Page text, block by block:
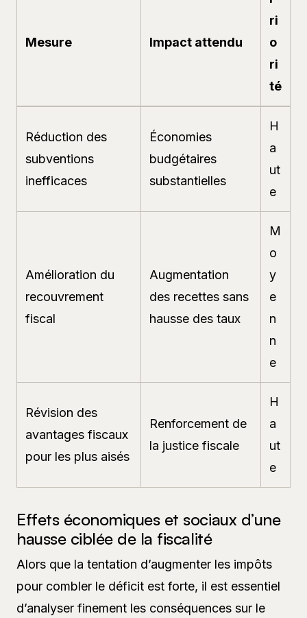
Mesure Impact attendu
ri
o
ri
té
Réduction des
subventions
inefficaces
Économies
budgétaires
substantielles
H
a
ut
e
Amélioration du
recouvrement
fiscal
Augmentation
des recettes sans
hausse des taux
M
o
y
e
n
n
e
Révision des
avantages fiscaux
pour les plus aisés
Renforcement de
la justice fiscale
H
a
ut
e
Effets économiques et sociaux d’une
hausse ciblée de la fiscalité
Alors que la tentation d’augmenter les impôts
pour combler le déficit est forte, il est essentiel
d’analyser finement les conséquences sur le